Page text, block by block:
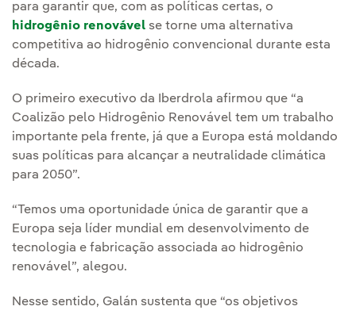
para garantir que, com as políticas certas, o
hidrogênio renovável se torne uma alternativa
competitiva ao hidrogênio convencional durante esta
década.
O primeiro executivo da Iberdrola afirmou que “a
Coalizão pelo Hidrogênio Renovável tem um trabalho
importante pela frente, já que a Europa está moldando
suas políticas para alcançar a neutralidade climática
para 2050”.
“Temos uma oportunidade única de garantir que a
Europa seja líder mundial em desenvolvimento de
tecnologia e fabricação associada ao hidrogênio
renovável”, alegou.
Nesse sentido, Galán sustenta que “os objetivos